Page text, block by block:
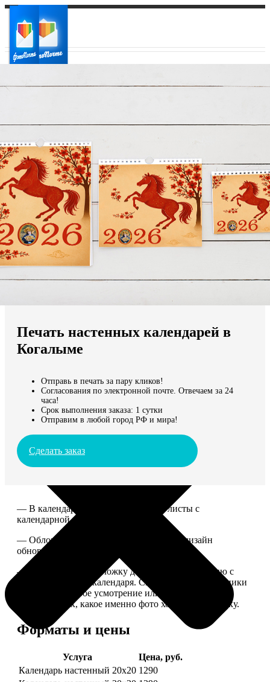
Ваш регион доставки
Выберите из списка:
Мы доставляем по всему миру
Продолжить без города
Печать настенных календарей в
Когалыме
Отправь в печать за пару кликов!
Согласования по электронной почте. Отвечаем за 24
часа!
Срок выполнения заказа: 1 сутки
Отправим в любой город РФ и мира!
Сделать заказ
— В календаре 13 листов: обложка+листы с
календарной сеткой.
— Обложка для календаря стандартная, дизайн
обновляем каждый год.
— В кружочек на обложку добавляем фотографию с
одной из страниц календаря. Снимок наши сотрудники
выбирают на свое усмотрение или пишите в
комментариях, какое именно фото хотите на обложку.
Форматы и цены
Услуга
Цена, руб.
Календарь настенный 20х20 1290